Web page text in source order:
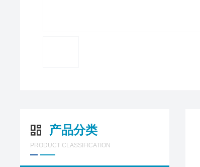
产品分类
PRODUCT CLASSIFICATION